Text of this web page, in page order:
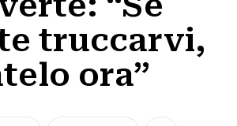
truccarvi,
ora”